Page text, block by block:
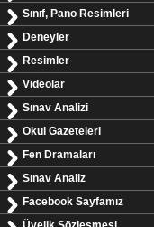
Sınıf, Pano Resimleri
Deneyler
Resimler
Videolar
Sınav Analizi
Okul Gazeteleri
Fen Dramaları
Sınav Analiz
Facebook Sayfamız